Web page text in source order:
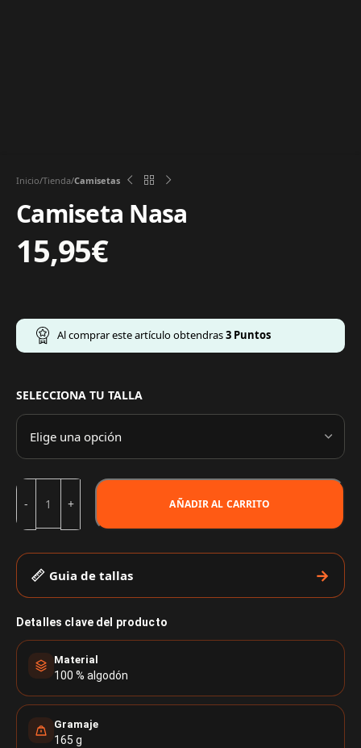
Inicio Tienda Camisetas
Camiseta Nasa
15,95€
Al comprar este artículo obtendras3 Puntos
SELECCIONA TU TALLA
AÑADIR AL CARRITO
Guia de tallas
Detalles clave del producto
Material
100 % algodón
Gramaje
165 g